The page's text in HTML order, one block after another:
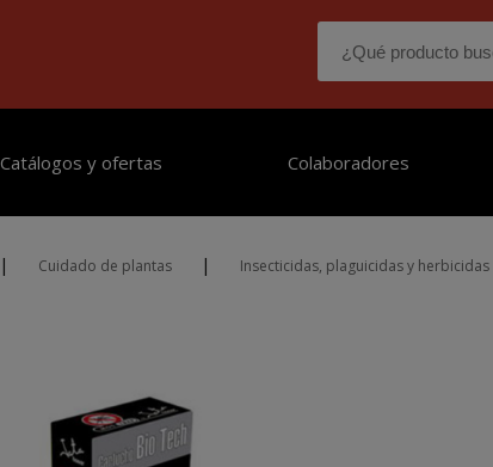
Catálogos y ofertas Colaboradores
| Cuidado de plantas | Insecticidas, plaguicidas y herbicidas